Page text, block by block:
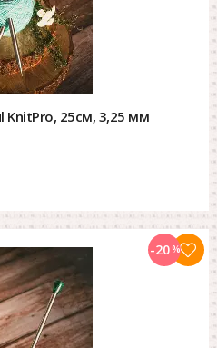
KnitPro, 25см, 3,25 мм
-20%